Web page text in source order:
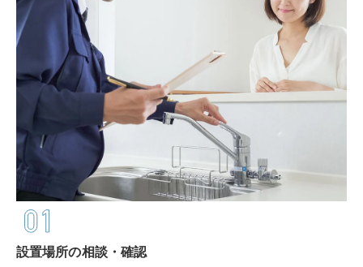
ウォータースタンドのある暮らし トップ
ウォータースタンド活用術
環境とお水
ウォーターサーバー・浄水器の知識
お水の知識
美容・健康のお水
妊娠・育児のお水
資料請求・お問合せ
お申込み
設置場所の相談・確認